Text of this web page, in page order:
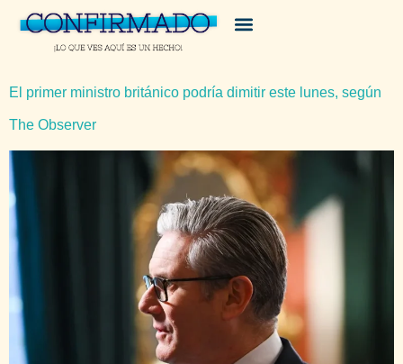
El primer ministro británico podría dimitir este lunes, según
The Observer